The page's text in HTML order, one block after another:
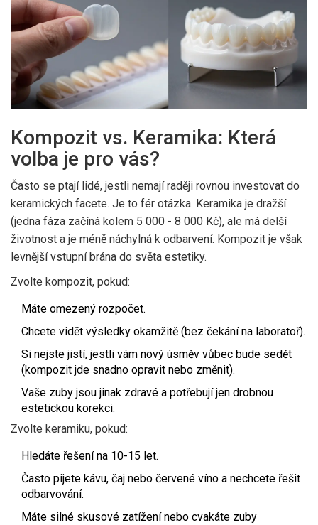
Kompozit vs. Keramika: Která
volba je pro vás?
Často se ptají lidé, jestli nemají raději rovnou investovat do
keramických facete. Je to fér otázka. Keramika je dražší
(jedna fáza začíná kolem 5 000 - 8 000 Kč), ale má delší
životnost a je méně náchylná k odbarvení. Kompozit je však
levnější vstupní brána do světa estetiky.
Zvolte kompozit, pokud:
Máte omezený rozpočet.
Chcete vidět výsledky okamžitě (bez čekání na laboratoř).
Si nejste jistí, jestli vám nový úsměv vůbec bude sedět
(kompozit jde snadno opravit nebo změnit).
Vaše zuby jsou jinak zdravé a potřebují jen drobnou
estetickou korekci.
Zvolte keramiku, pokud:
Hledáte řešení na 10-15 let.
Často pijete kávu, čaj nebo červené víno a nechcete řešit
odbarvování.
Máte silné skusové zatížení nebo cvakáte zuby